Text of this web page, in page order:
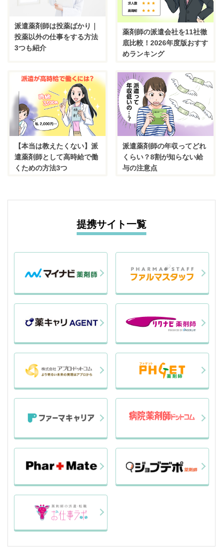
派遣薬剤師は投薬ばかり｜
投薬以外の仕事をする方法
3つも紹介
薬剤師の派遣会社を11社徹
底比較！2026年度版おすす
めランキング
【本当は教えたくない】派
遣薬剤師として高時給で働
くための方法3つ
派遣薬剤師の年収ってどれ
くらい？8割が知らない給
与の注意点
提携サイト一覧